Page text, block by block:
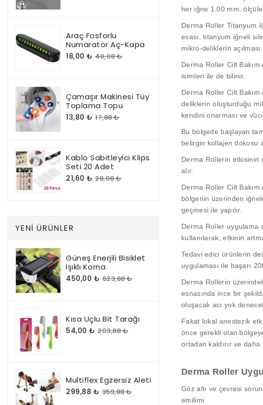
Araç Fosforlu
Numaratör Aç-Kapa
18,00 ₺ 40,08 ₺
Çamaşır Makinesi Tüy
Toplama Topu
13,80 ₺ 17,88 ₺
Kablo Sabitleyici Klips
Seti 20 Adet
21,60 ₺ 28,08 ₺
YENI ÜRÜNLER
Güneş Enerjili Bisiklet
Işıklı Korna
450,00 ₺ 623,88 ₺
Kısa Uçlu Bit Tarağı
54,00 ₺ 203,88 ₺
Multiflex Egzersiz Aleti
299,88 ₺ 359,88 ₺
her iğne 1.00 mm.
Derma Roller Titanyum
esası, titanyum iğneli
mikro-deliklerin
Derma Roller Cilt
isimleri ile de bilinir.
Derma Roller Cilt
deliklerin oluşturduğu
kendini onarması ve
Bu bölgede başlayan
belirgin kollajen dokusu
Derma Rollerin etkisinin
alır.
Derma Roller Cilt
bölgenin üzerinden
geçmesi ile yapılır.
Derma Roller uygulama
kullanılarak, etkinin
Tedavi edici ürünlerin
uygulaması ile başarı
Derma Rollerin
esnasında ince bir
oluşacak acı yok
Fakat lokal anestezik
önce gerekli olan
ortadan kaldırır ve
Derma Roller
Göz altı ve çevresi
emilimi.